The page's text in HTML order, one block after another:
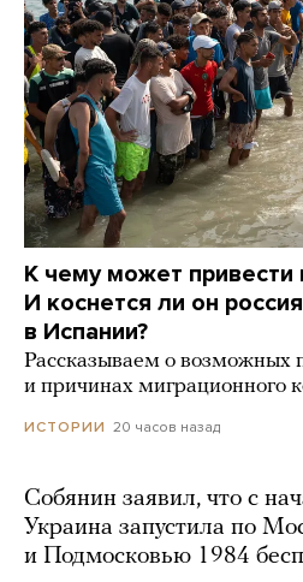
К чему может привести
И коснется ли он
в Испании?
Рассказываем о возможных
и причинах миграционного
ИСТОРИИ 20 часов назад
Собянин заявил, что с
Украина запустила по
и Подмосковью 1984